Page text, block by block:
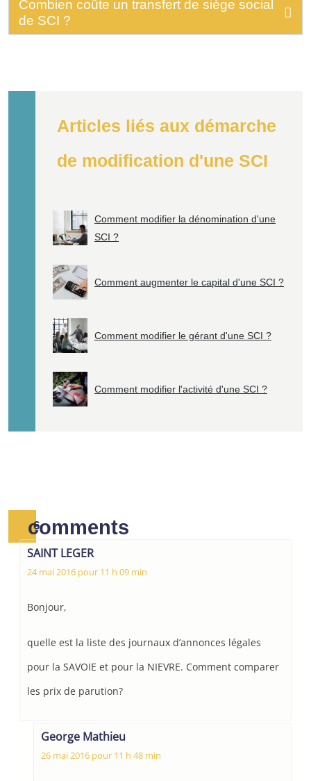
Combien coûte un transfert de siège social
de SCI ?
Articles liés aux démarche
de modification d'une SCI
Comment modifier la dénomination d'une
SCI ?
Comment augmenter le capital d'une SCI ?
Comment modifier le gérant d'une SCI ?
Comment modifier l'activité d'une SCI ?
6
comments
SAINT LEGER
24 mai 2016 pour 11 h 09 min
Bonjour,
quelle est la liste des journaux d’annonces légales
pour la SAVOIE et pour la NIEVRE. Comment comparer
les prix de parution?
George Mathieu
26 mai 2016 pour 11 h 48 min